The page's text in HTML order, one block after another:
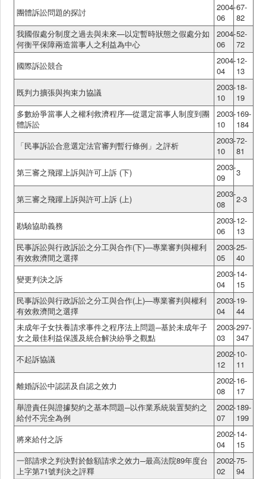
團體訴訟問題的探討
2004-
06
67-
82
我國假處分制度之過去與未來—以定暫時狀態之假處分如
何衡平保障兩造當事人之利益為中心
2004-
06
52-
72
國際訴訟競合
2004-
04
12-
13
既判力擴張與拘束力協議
2003-
10
18-
19
多數紛爭當事人之權利救濟程序—從選定當事人制度到團
體訴訟
2003-
10
169-
184
「民事訴訟合意選定法官審判暫行條例」之評析
2003-
10
72-
81
第三審之飛躍上訴與許可上訴 (下)
2003-
09
3
第三審之飛躍上訴與許可上訴 (上)
2003-
08
2-3
勘驗協助義務
2003-
06
12-
13
民事訴訟與行政訴訟之分工與合作(下)—專業審判與權利
有效救濟間之選擇
2003-
05
25-
40
變更判決之訴
2003-
04
14-
15
民事訴訟與行政訴訟之分工與合作(上)—專業審判與權利
有效救濟間之選擇
2003-
04
19-
44
未成年子女扶養請求事件之程序法上問題─基於未成年子
女之最佳利益保護及統合解決紛爭之觀點
2003-
03
297-
347
不起訴協議
2002-
12
10-
11
離婚訴訟中認諾及自認之效力
2002-
08
16-
17
舉證責任與證據契約之基本問題─以作業系統裝置契約之
給付不完全為例
2002-
07
189-
199
將來給付之訴
2002-
04
14-
15
一部請求之判決對於餘額請求之效力─最高法院89年度台
上字第71號判決之評釋
2002-
02
75-
94